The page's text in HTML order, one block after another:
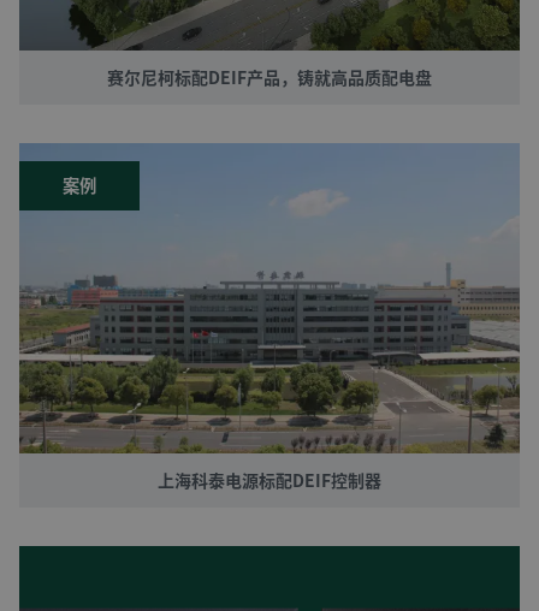
赛尔尼柯标配DEIF产品，铸就高品质配电盘
案例
上海科泰电源标配DEIF控制器